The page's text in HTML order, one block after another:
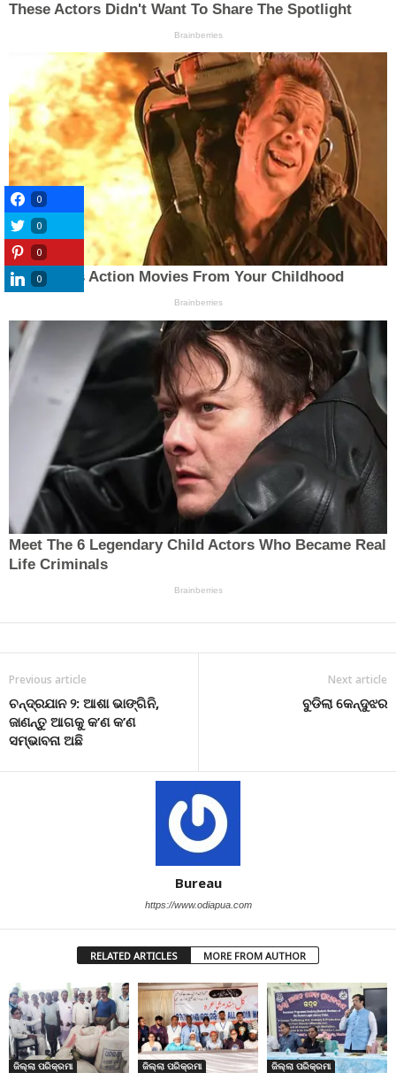
Previous article
ଚନ୍ଦ୍ରଯାନ ୨: ଆଶା ଭାଙ୍ଗିନି,
ଜାଣନ୍ତୁ ଆଗକୁ କ’ଣ କ’ଣ
ସମ୍ଭାବନା ଅଛି
Next article
ବୁଡିଲା କେନ୍ଦୁଝର
Bureau
https://www.odiapua.com
RELATED ARTICLES MORE FROM AUTHOR
ଜିଲ୍ଲା ପରିକ୍ରମା ଜିଲ୍ଲା ପରିକ୍ରମା ଜିଲ୍ଲା ପରିକ୍ରମା
0
0
0
0